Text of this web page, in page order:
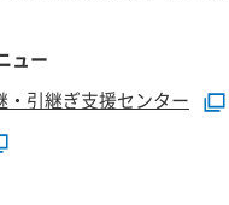
ュー
・引継ぎ支援センター